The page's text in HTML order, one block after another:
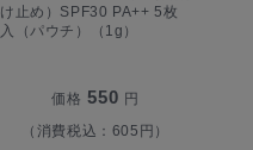
け止め）SPF30 PA++ 5枚
入（パウチ）（1g）
価格 550 円
（消費税込：605円）